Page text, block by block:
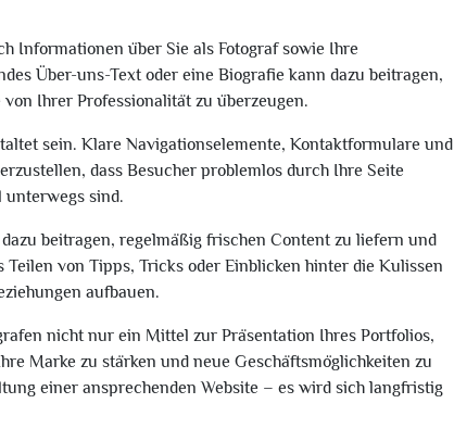
Informationen über Sie als Fotograf sowie Ihre
Über-uns-Text oder eine Biografie kann dazu beitragen,
Ihrer Professionalität zu überzeugen.
sein. Klare Navigationselemente, Kontaktformulare und
dass Besucher problemlos durch Ihre Seite
unterwegs sind.
beitragen, regelmäßig frischen Content zu liefern und
von Tipps, Tricks oder Einblicken hinter die Kulissen
aufbauen.
nicht nur ein Mittel zur Präsentation Ihres Portfolios,
Marke zu stärken und neue Geschäftsmöglichkeiten zu
einer ansprechenden Website – es wird sich langfristig